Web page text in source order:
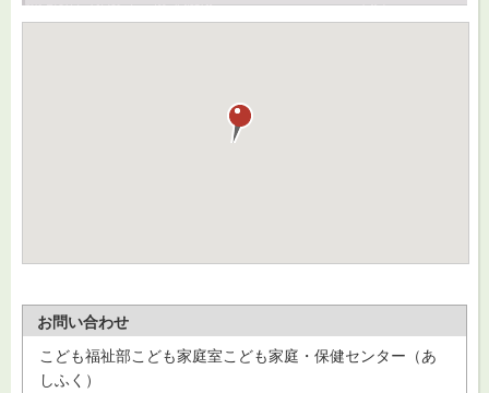
お問い合わせ
こども福祉部こども家庭室こども家庭・保健センター（あ
しふく）